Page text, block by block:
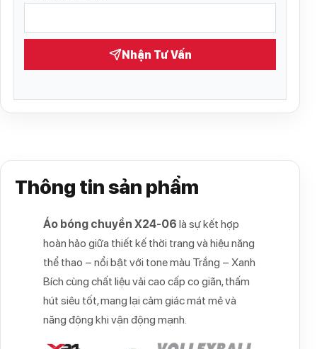
Nhận Tư Vấn
Thông tin sản phẩm
Áo bóng chuyền X24-06 là sự kết hợp
hoàn hảo giữa thiết kế thời trang và hiệu năng
thể thao – nổi bật với tone màu Trắng – Xanh
Bích cùng chất liệu vải cao cấp co giãn, thấm
hút siêu tốt, mang lại cảm giác mát mẻ và
năng động khi vận động mạnh.